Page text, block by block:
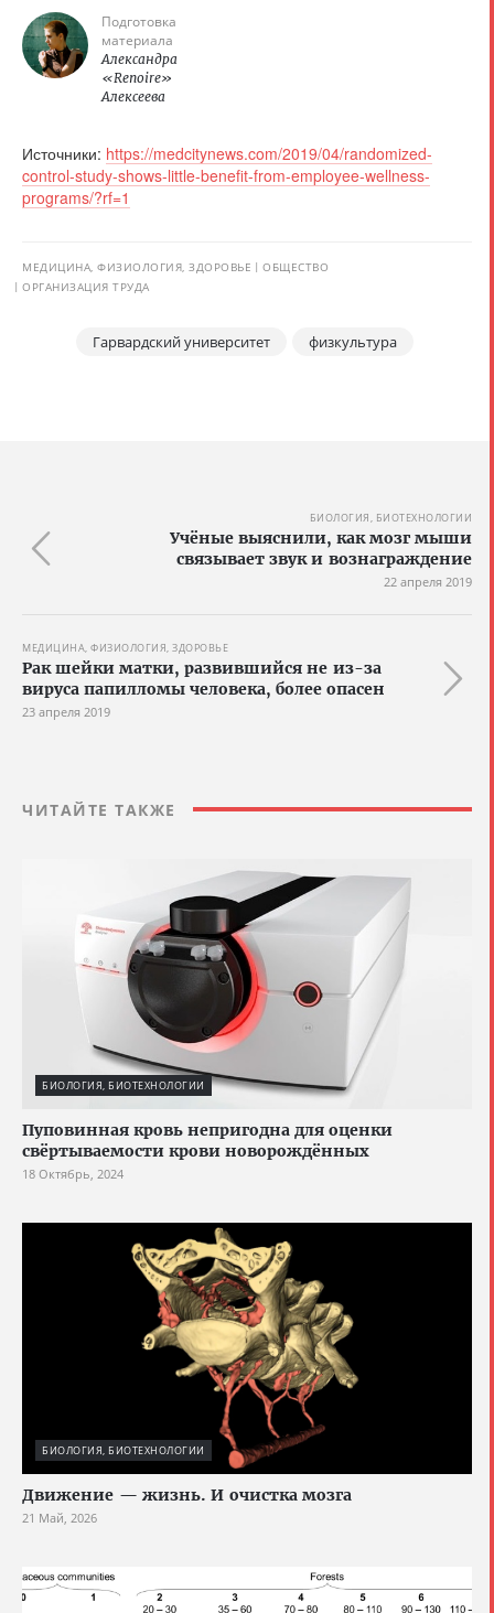
Подготовка
материала
Александра
«Renoire»
Алексеева
Источники: https://medcitynews.com/2019/04/randomized-
control-study-shows-little-benefit-from-employee-wellness-
programs/?rf=1
МЕДИЦИНА, ФИЗИОЛОГИЯ, ЗДОРОВЬЕ
ОБЩЕСТВО
ОРГАНИЗАЦИЯ ТРУДА
Гарвардский университет физкультура
БИОЛОГИЯ, БИОТЕХНОЛОГИИ
Учёные выяснили, как мозг мыши
связывает звук и вознаграждение
22 апреля 2019
МЕДИЦИНА, ФИЗИОЛОГИЯ, ЗДОРОВЬЕ
Рак шейки матки, развившийся не из-за
вируса папилломы человека, более опасен
23 апреля 2019
ЧИТАЙТЕ ТАКЖЕ
БИОЛОГИЯ, БИОТЕХНОЛОГИИ
Пуповинная кровь непригодна для оценки
свёртываемости крови новорождённых
18 Октябрь, 2024
БИОЛОГИЯ, БИОТЕХНОЛОГИИ
Движение — жизнь. И очистка мозга
21 Май, 2026